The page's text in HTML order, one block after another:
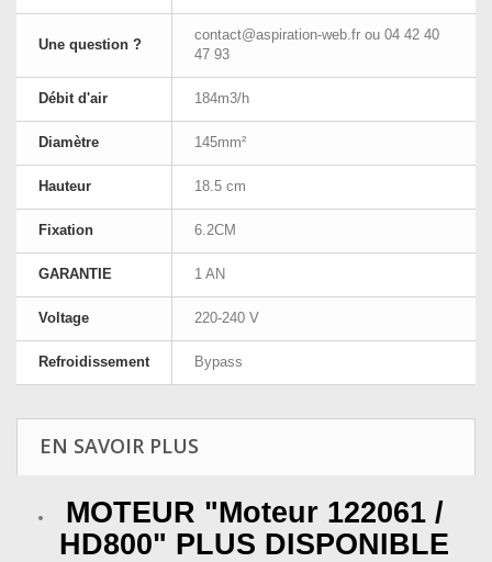
Une question ?
contact@aspiration-web.fr ou 04 42 40
47 93
Débit d'air 184m3/h
Diamètre 145mm²
Hauteur 18.5 cm
Fixation 6.2CM
GARANTIE 1 AN
Voltage 220-240 V
Refroidissement Bypass
EN SAVOIR PLUS
MOTEUR "Moteur 122061 /
HD800" PLUS DISPONIBLE